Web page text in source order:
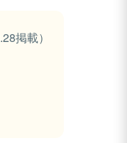
掲載）